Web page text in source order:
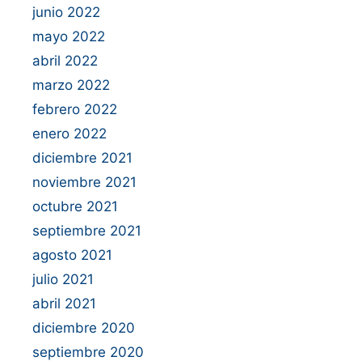
junio 2022
mayo 2022
abril 2022
marzo 2022
febrero 2022
enero 2022
diciembre 2021
noviembre 2021
octubre 2021
septiembre 2021
agosto 2021
julio 2021
abril 2021
diciembre 2020
septiembre 2020